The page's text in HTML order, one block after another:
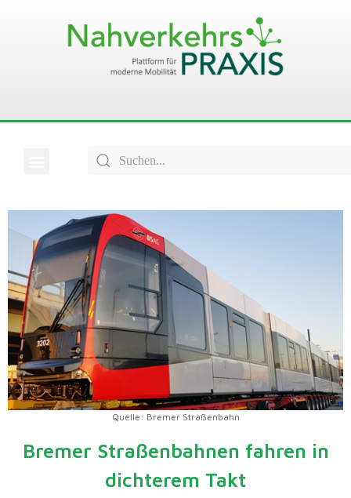
Quelle: Bremer Straßenbahn
Bremer Straßenbahnen fahren in
dichterem Takt